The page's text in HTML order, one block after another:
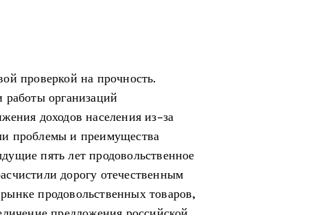
проверкой на прочность.
работы организаций
доходов населения из-за
проблемы и преимущества
пять лет продовольственное
дорогу отечественным
продовольственных товаров,